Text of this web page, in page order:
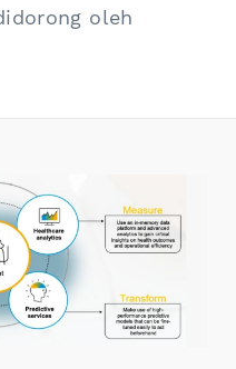
oleh